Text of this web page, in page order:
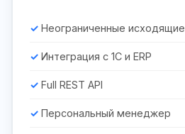
Неограниченные исходящие
Интеграция с 1С и ERP
Full REST API
Персональный менеджер